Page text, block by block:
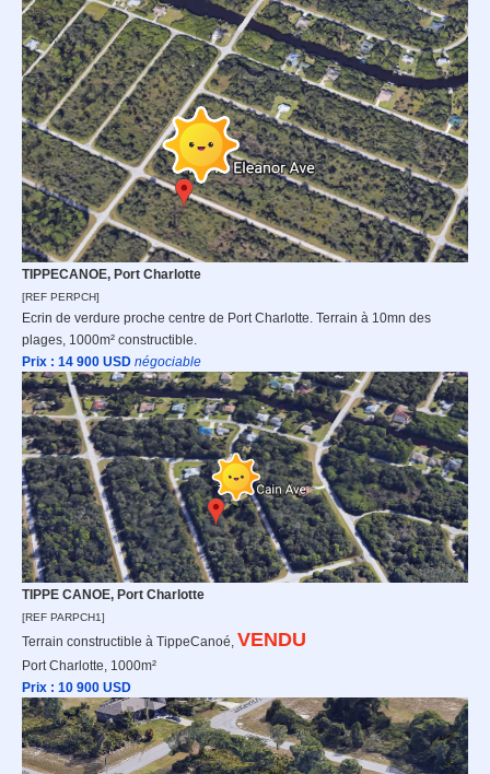
TIPPECANOE, Port Charlotte
[REF PERPCH]
Ecrin de verdure proche centre de Port Charlotte. Terrain à 10mn des
plages, 1000m² constructible.
Prix : 14 900 USD négociable
TIPPE CANOE, Port Charlotte
[REF PARPCH1]
Terrain constructible à TippeCanoé, VENDU
Port Charlotte, 1000m²
Prix : 10 900 USD